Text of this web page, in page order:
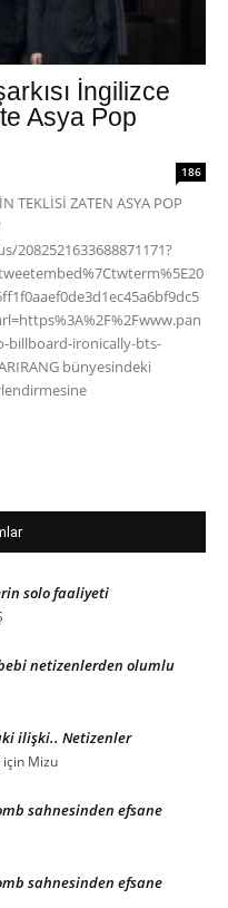
İngilizce
Asya Pop
186
TEKLİSİ ZATEN ASYA POP
billboard-ironically-bts-
bünyesindeki
solo faaliyeti
netizenlerden olumlu
ilişki.. Netizenler
için Mizu
sahnesinden efsane
sahnesinden efsane